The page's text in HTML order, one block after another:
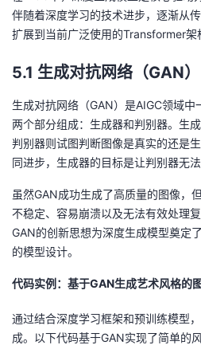
伴随着深度学习的技术进步，逐渐从
扩展到当前广泛使用的Transformer架
5.1 生成对抗网络（GAN）
生成对抗网络（GAN）是AIGC领域
两个部分组成：生成器和判别器。生
判别器则试图判断图像是真实的还是
同进步，生成器的目标是让判别器无法
虽然GAN成功生成了高质量的图像，
不稳定、容易崩溃以及无法有效处理
GAN的创新思想为深度生成模型奠定
的模型设计。
代码实例：基于GAN生成艺术风格的
通过结合深度学习框架和预训练模型
成。以下代码基于GAN实现了简单的